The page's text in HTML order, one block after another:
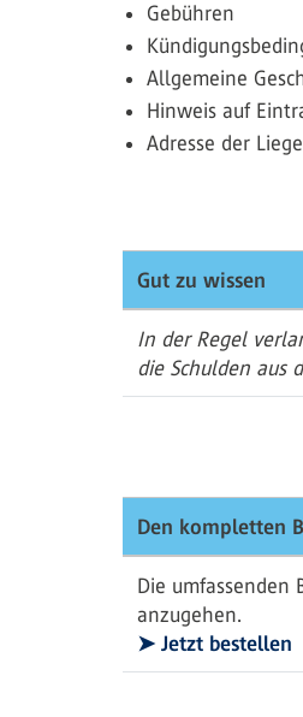
Gebühren
Allgemeine
Hinweis auf
Adresse der
Gut zu wissen
In der Regel
die Schulden aus
Den kompletten
Die umfassenden
anzugehen.
➤ Jetzt bestellen